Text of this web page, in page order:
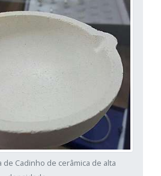
de Cadinho de cerâmica de alta